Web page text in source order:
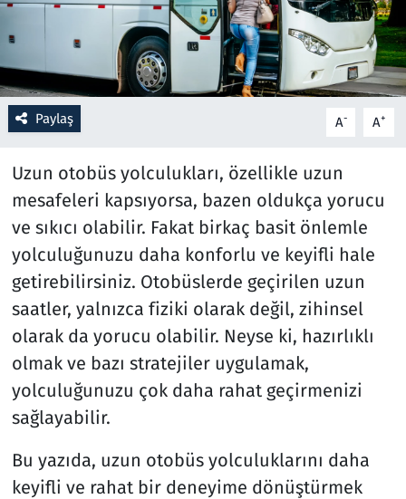
Paylaş A- A+
Uzun otobüs yolculukları, özellikle uzun
mesafeleri kapsıyorsa, bazen oldukça yorucu
ve sıkıcı olabilir. Fakat birkaç basit önlemle
yolculuğunuzu daha konforlu ve keyifli hale
getirebilirsiniz. Otobüslerde geçirilen uzun
saatler, yalnızca fiziki olarak değil, zihinsel
olarak da yorucu olabilir. Neyse ki, hazırlıklı
olmak ve bazı stratejiler uygulamak,
yolculuğunuzu çok daha rahat geçirmenizi
sağlayabilir.
Bu yazıda, uzun otobüs yolculuklarını daha
keyifli ve rahat bir deneyime dönüştürmek
Sağlık
Savunma Sanayi
Seçim 2023
Spor
Teknoloji ve Bilim
Televizyon